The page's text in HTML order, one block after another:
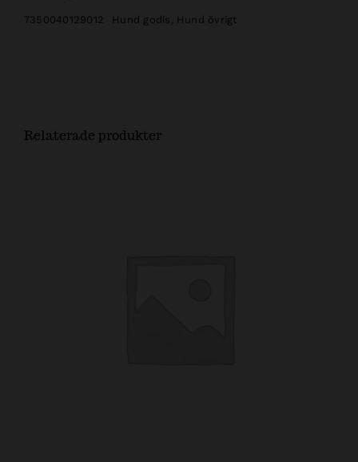
7350040129012 Hund godis Hund övrigt
Relaterade produkter